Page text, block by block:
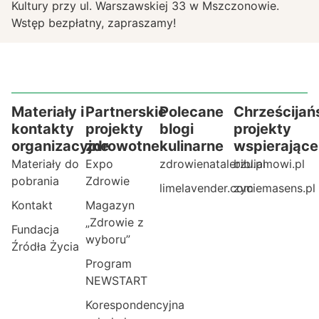
Kultury przy ul. Warszawskiej 33 w Mszczonowie.
Wstęp bezpłatny, zapraszamy!
Materiały i
kontakty
organizacyjne
Materiały do
pobrania
Kontakt
Fundacja
Źródła Życia
Partnerskie
projekty
zdrowotne
Expo
Zdrowie
Magazyn
„Zdrowie z
wyboru”
Program
NEWSTART
Korespondencyjna
Polecane
blogi
kulinarne
zdrowienatalerzu.pl
limelavender.com
projekty
wspierające
bibliamowi.pl
zyciemasens.pl